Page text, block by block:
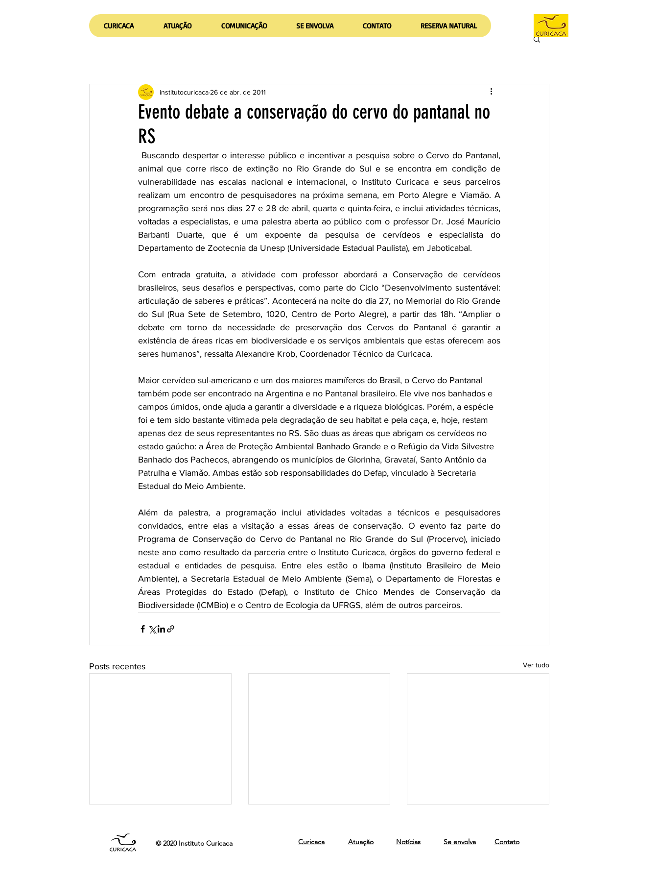
CURICACA ATUAÇÃO COMUNICAÇÃO SE ENVOLVA CONTATO RESERVA NATURAL
Evento debate a conservação do cervo do pantanal no
RS
institutocuricaca 26 de abr. de 2011
animal que corre risco de extinção no Rio Grande do Sul e se encontra em condição de
vulnerabilidade nas escalas nacional e internacional, o Instituto Curicaca e seus parceiros
realizam um encontro de pesquisadores na próxima semana, em Porto Alegre e Viamão. A
programação será nos dias 27 e 28 de abril, quarta e quinta-feira, e inclui atividades técnicas,
voltadas a especialistas, e uma palestra aberta ao público com o professor Dr. José Maurício
Barbanti Duarte, que é um expoente da pesquisa de cervídeos e especialista do
Departamento de Zootecnia da Unesp (Universidade Estadual Paulista), em Jaboticabal.
Com entrada gratuita, a atividade com professor abordará a Conservação de cervídeos
brasileiros, seus desafios e perspectivas, como parte do Ciclo “Desenvolvimento sustentável:
articulação de saberes e práticas”. Acontecerá na noite do dia 27, no Memorial do Rio Grande
do Sul (Rua Sete de Setembro, 1020, Centro de Porto Alegre), a partir das 18h. “Ampliar o
debate em torno da necessidade de preservação dos Cervos do Pantanal é garantir a
existência de áreas ricas em biodiversidade e os serviços ambientais que estas oferecem aos
seres humanos”, ressalta Alexandre Krob, Coordenador Técnico da Curicaca.
Maior cervídeo sul-americano e um dos maiores mamíferos do Brasil, o Cervo do Pantanal
também pode ser encontrado na Argentina e no Pantanal brasileiro. Ele vive nos banhados e
campos úmidos, onde ajuda a garantir a diversidade e a riqueza biológicas. Porém, a espécie
foi e tem sido bastante vitimada pela degradação de seu habitat e pela caça, e, hoje, restam
apenas dez de seus representantes no RS. São duas as áreas que abrigam os cervídeos no
estado gaúcho: a Área de Proteção Ambiental Banhado Grande e o Refúgio da Vida Silvestre
Banhado dos Pachecos, abrangendo os municípios de Glorinha, Gravataí, Santo Antônio da
Patrulha e Viamão. Ambas estão sob responsabilidades do Defap, vinculado à Secretaria
Estadual do Meio Ambiente.
Além da palestra, a programação inclui atividades voltadas a técnicos e pesquisadores
convidados, entre elas a visitação a essas áreas de conservação. O evento faz parte do
Programa de Conservação do Cervo do Pantanal no Rio Grande do Sul (Procervo), iniciado
neste ano como resultado da parceria entre o Instituto Curicaca, órgãos do governo federal e
estadual e entidades de pesquisa. Entre eles estão o Ibama (Instituto Brasileiro de Meio
Ambiente), a Secretaria Estadual de Meio Ambiente (Sema), o Departamento de Florestas e
Áreas Protegidas do Estado (Defap), o Instituto de Chico Mendes de Conservação da
Biodiversidade (ICMBio) e o Centro de Ecologia da UFRGS, além de outros parceiros.
Posts recentes Ver tudo
© 2020 Instituto Curicaca Curicaca Atuação Notícias Se envolva Contato